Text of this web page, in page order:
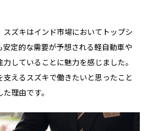
スズキはインド市場においてトップシ
安定的な需要が予想される軽自動車や
していることに魅力を感じました。
支えるスズキで働きたいと思ったこと
理由です。